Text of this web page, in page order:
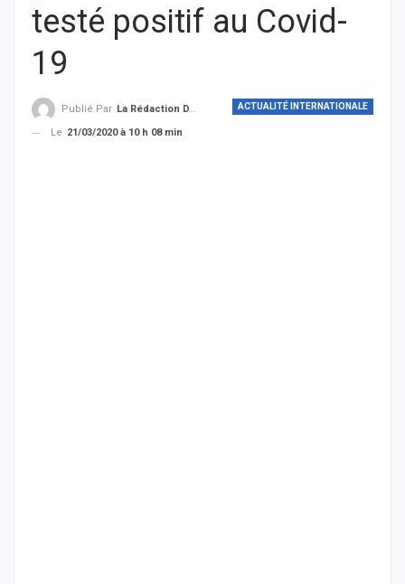
testé positif au Covid-
19
ACTUALITÉ INTERNATIONALE
Publié Par La Rédaction De THIEYSENEGAL.com
Le 21/03/2020 à 10 h 08 min